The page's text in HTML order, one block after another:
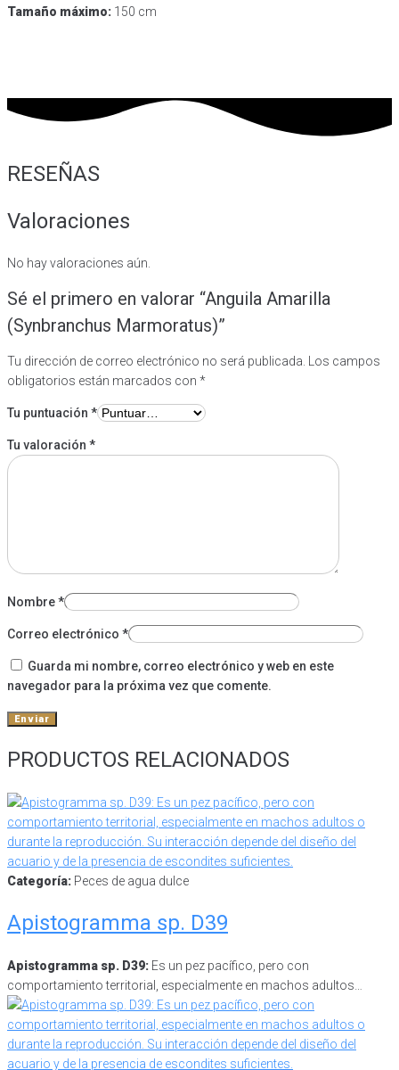
Tamaño máximo: 150 cm
RESEÑAS
Valoraciones
No hay valoraciones aún.
Sé el primero en valorar “Anguila Amarilla
(Synbranchus Marmoratus)”
Tu dirección de correo electrónico no será publicada. Los campos
obligatorios están marcados con *
Tu puntuación *
Tu valoración *
Nombre*
Correo electrónico *
Guarda mi nombre, correo electrónico y web en este
navegador para la próxima vez que comente.
PRODUCTOS RELACIONADOS
Categoría: Peces de agua dulce
Apistogramma sp. D39
Apistogramma sp. D39: Es un pez pacífico, pero con
comportamiento territorial, especialmente en machos adultos…